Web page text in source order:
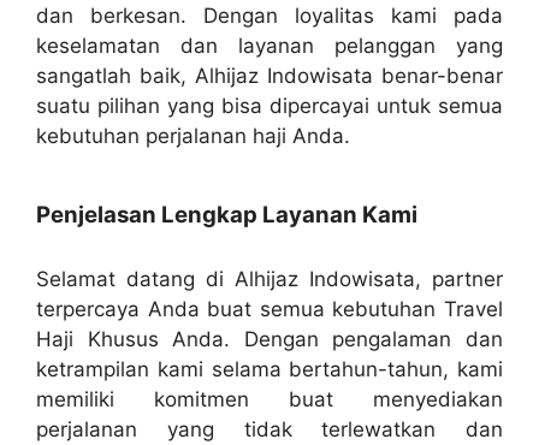
dan berkesan. Dengan loyalitas kami pada
keselamatan dan layanan pelanggan yang
sangatlah baik, Alhijaz Indowisata benar-benar
suatu pilihan yang bisa dipercayai untuk semua
kebutuhan perjalanan haji Anda.
Penjelasan Lengkap Layanan Kami
Selamat datang di Alhijaz Indowisata, partner
terpercaya Anda buat semua kebutuhan Travel
Haji Khusus Anda. Dengan pengalaman dan
ketrampilan kami selama bertahun-tahun, kami
memiliki komitmen buat menyediakan
perjalanan yang tidak terlewatkan dan